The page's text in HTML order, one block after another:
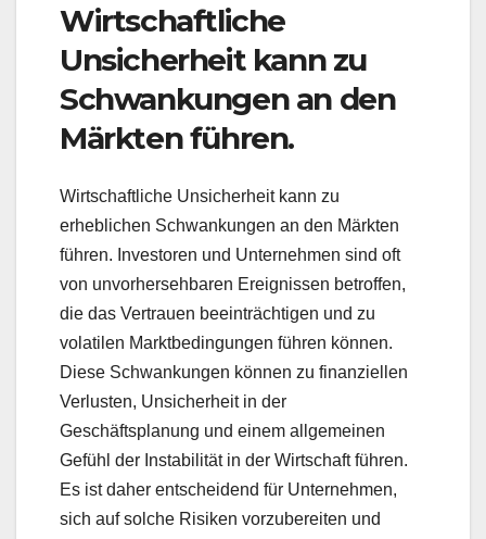
Wirtschaftliche
Unsicherheit kann zu
Schwankungen an den
Märkten führen.
Wirtschaftliche Unsicherheit kann zu
erheblichen Schwankungen an den Märkten
führen. Investoren und Unternehmen sind oft
von unvorhersehbaren Ereignissen betroffen,
die das Vertrauen beeinträchtigen und zu
volatilen Marktbedingungen führen können.
Diese Schwankungen können zu finanziellen
Verlusten, Unsicherheit in der
Geschäftsplanung und einem allgemeinen
Gefühl der Instabilität in der Wirtschaft führen.
Es ist daher entscheidend für Unternehmen,
sich auf solche Risiken vorzubereiten und